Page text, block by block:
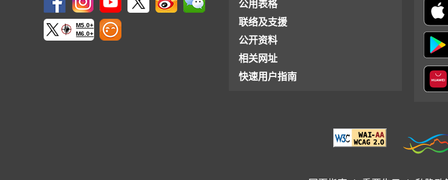
M5.0+
M6.0+
公用表格
联络及支援
公开资料
相关网址
快速用户指南